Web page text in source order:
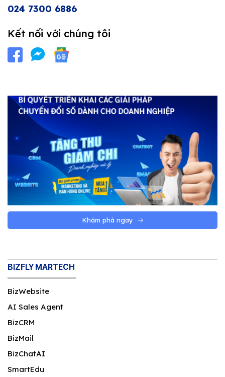
024 7300 6886
Kết nối với chúng tôi
Khám phá ngay
BIZFLY MARTECH
BizWebsite
AI Sales Agent
BizCRM
BizMail
BizChatAI
SmartEdu